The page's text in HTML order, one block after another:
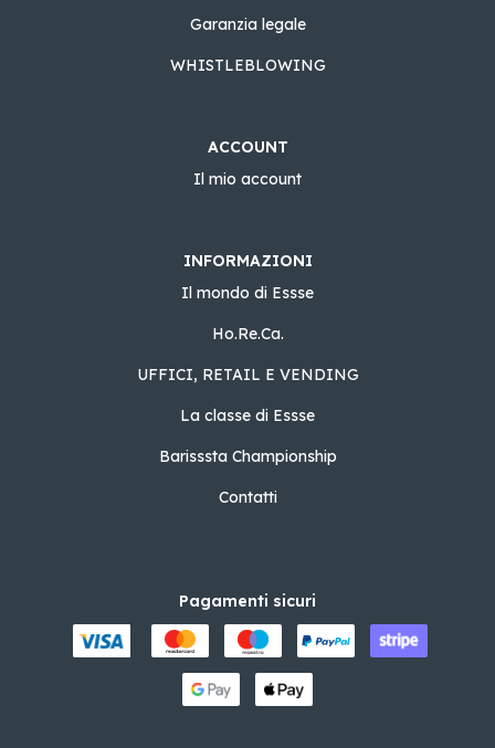
Garanzia legale
WHISTLEBLOWING
ACCOUNT
Il mio account
INFORMAZIONI
Il mondo di Essse
Ho.Re.Ca.
UFFICI, RETAIL E VENDING
La classe di Essse
Barisssta Championship
Contatti
Pagamenti sicuri